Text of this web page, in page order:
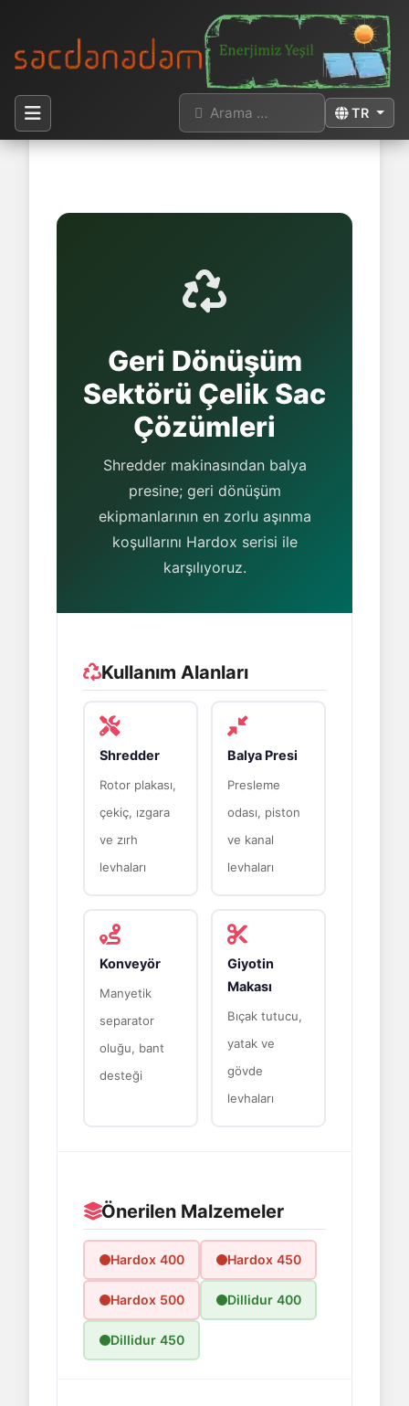
Dilinizi seçin
TR
Arama
Buradasınız: Geri Dönüşüm
Geri Dönüşüm
Sektörü Çelik Sac
Çözümleri
Shredder makinasından balya
presine; geri dönüşüm
ekipmanlarının en zorlu aşınma
koşullarını Hardox serisi ile
karşılıyoruz.
Kullanım Alanları
Shredder
Rotor plakası,
çekiç, ızgara
ve zırh
levhaları
Balya Presi
Presleme
odası, piston
ve kanal
levhaları
Konveyör
Manyetik
separator
oluğu, bant
desteği
Giyotin
Makası
Bıçak tutucu,
yatak ve
gövde
levhaları
Önerilen Malzemeler
Hardox 400 Hardox 450
Hardox 500 Dillidur 400
Dillidur 450